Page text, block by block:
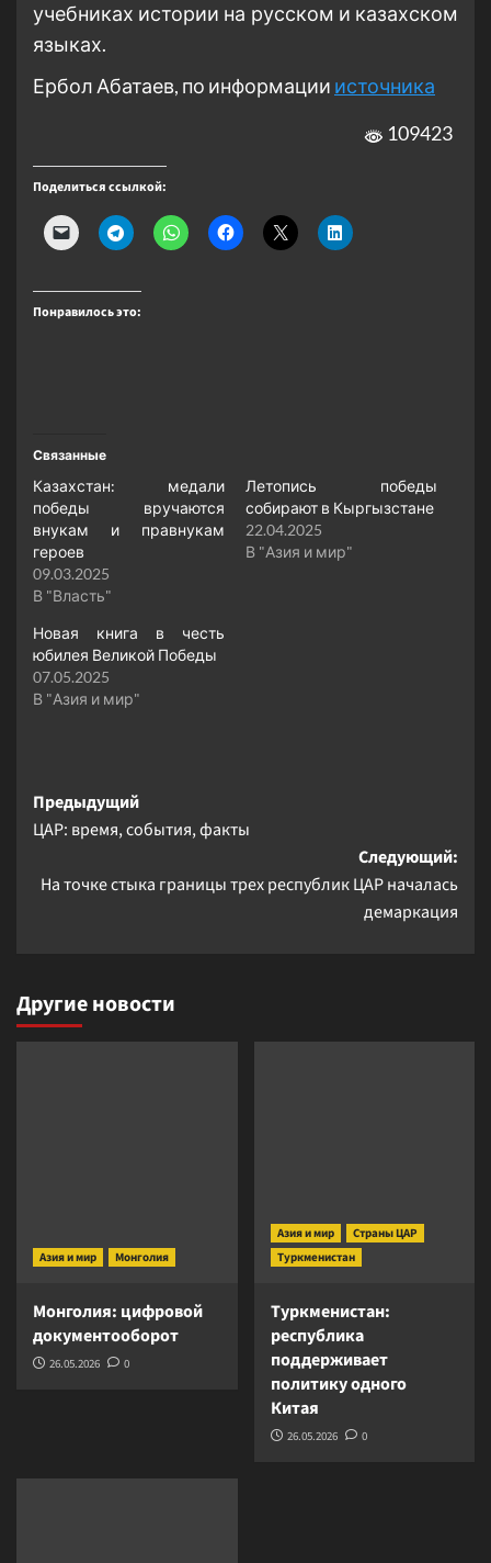
учебниках истории на русском и казахском
языках.
Ербол Абатаев, по информации источника
109423
Поделиться ссылкой:
Понравилось это:
Связанные
Казахстан: медали
победы вручаются
внукам и правнукам
героев
09.03.2025
В "Власть"
Летопись победы
собирают в Кыргызстане
22.04.2025
В "Азия и мир"
Новая книга в честь
юбилея Великой Победы
07.05.2025
В "Азия и мир"
Навигация
записи
Предыдущий
ЦАР: время, события, факты
Следующий:
На точке стыка границы трех республик ЦАР началась
демаркация
Другие новости
Азия и мир Монголия
Монголия: цифровой
документооборот
26.05.2026 0
Азия и мир
Страны ЦАР
Туркменистан
Туркменистан:
республика
поддерживает
политику одного
Китая
26.05.2026 0